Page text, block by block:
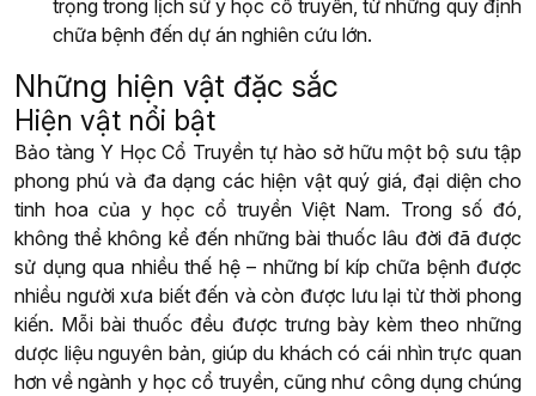
trọng trong lịch sử y học cổ truyền, từ những quy định
chữa bệnh đến dự án nghiên cứu lớn.
Những hiện vật đặc sắc
Hiện vật nổi bật
Bảo tàng Y Học Cổ Truyền tự hào sở hữu một bộ sưu tập
phong phú và đa dạng các hiện vật quý giá, đại diện cho
tinh hoa của y học cổ truyền Việt Nam. Trong số đó,
không thể không kể đến những bài thuốc lâu đời đã được
sử dụng qua nhiều thế hệ – những bí kíp chữa bệnh được
nhiều người xưa biết đến và còn được lưu lại từ thời phong
kiến. Mỗi bài thuốc đều được trưng bày kèm theo những
dược liệu nguyên bản, giúp du khách có cái nhìn trực quan
hơn về ngành y học cổ truyền, cũng như công dụng chúng